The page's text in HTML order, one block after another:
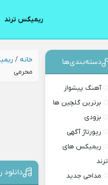
ریمیکس ترند
خانه /
محرمی
دسته‌بندی‎‌‌ها
آهنگ پیشواز
برترین گلچین ها
بزودی
رپورتاژ آگهی
ریمیکس های
ترند
مداحی جدید